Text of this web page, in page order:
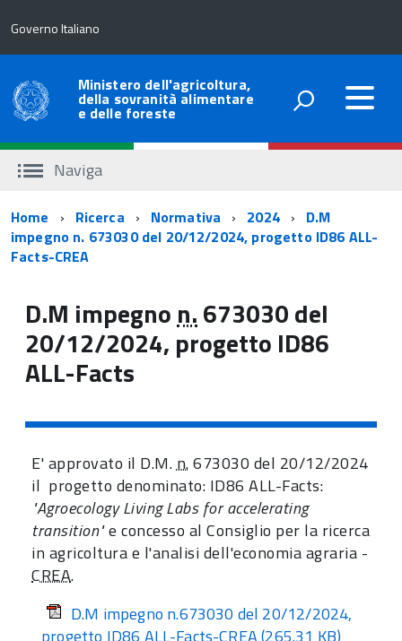
Governo Italiano
Ministero dell'agricoltura,
della sovranità alimentare
e delle foreste
Naviga
Percorso
di
Home Ricerca Normativa 2024
D.M
impegno n. 673030 del 20/12/2024, progetto ID86 ALL-
Facts-CREA
D.M impegno n.673030 del
20/12/2024, progetto ID86
ALL-Facts
E' approvato il D.M.n.673030 del 20/12/2024
il progetto denominato: ID86 ALL-Facts:
"Agroecology Living Labs for accelerating
transition"e concesso al Consiglio per la ricerca
in agricoltura e l'analisi dell'economia agraria -
CREA.
D.M impegno n.673030 del 20/12/2024,
progetto ID86 ALL-Facts-CREA(265.31 KB)